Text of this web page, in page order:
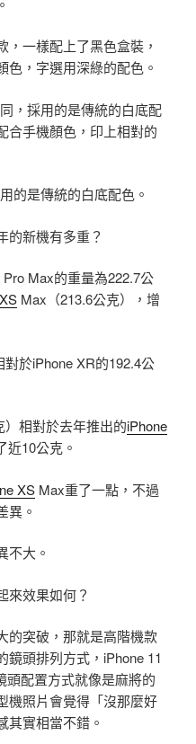
一樣配上了黑色盒裝，
色，字選用深綠的配色。
，採用的是傳統的白底配
合手機顏色，印上相對的
的是傳統的白底配色。
的新機有多重？
Max的重量為222.7公
Max（213.6公克），增
於iPhone XR的192.4公
）相對於去年推出的iPhone
近10公克。
XS Max重了一點，不過
異。
不大。
效果如何？
的突破，那就是高階機款
鏡頭排列方式，iPhone 11
頭配置方式就像是麻將的
機照片會覺得「沒那麼好
其實相當不錯。